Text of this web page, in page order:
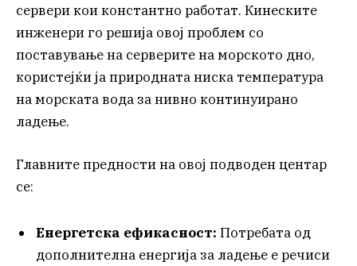
сервери кои константно работат. Кинеските
инженери го решија овој проблем со
поставување на серверите на морското дно,
користејќи ја природната ниска температура
на морската вода за нивно континуирано
ладење.
Главните предности на овој подводен центар
се:
Енергетска ефикасност: Потребата од
дополнителна енергија за ладење е речиси